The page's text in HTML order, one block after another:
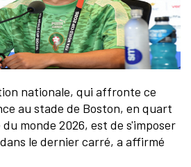
nationale, qui affronte ce
au stade de Boston, en quart
monde 2026, est de s'imposer
le dernier carré, a affirmé